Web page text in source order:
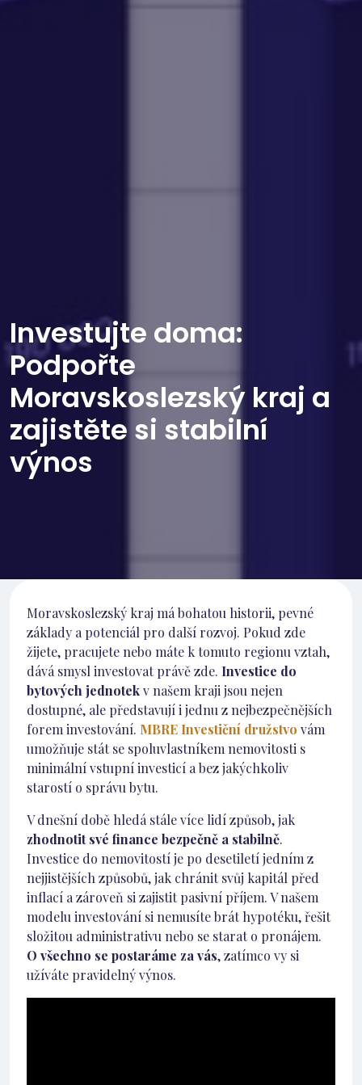
Investujte doma:
Podpořte
Moravskoslezský kraj a
zajistěte si stabilní
výnos
Moravskoslezský kraj má bohatou historii, pevné
základy a potenciál pro další rozvoj. Pokud zde
žijete, pracujete nebo máte k tomuto regionu vztah,
dává smysl investovat právě zde. Investice do
bytových jednotekv našem kraji jsou nejen
dostupné, ale představují i jednu z nejbezpečnějších
forem investování. MBRE Investiční družstvo vám
umožňuje stát se spoluvlastníkem nemovitosti s
minimální vstupní investicí a bez jakýchkoliv
starostí o správu bytu.
V dnešní době hledá stále více lidí způsob, jak
zhodnotit své finance bezpečně a stabilně.
Investice do nemovitostí je po desetiletí jedním z
nejjistějších způsobů, jak chránit svůj kapitál před
inflací a zároveň si zajistit pasivní příjem. V našem
modelu investování si nemusíte brát hypotéku, řešit
složitou administrativu nebo se starat o pronájem.
O všechno se postaráme za vás, zatímco vy si
užíváte pravidelný výnos.